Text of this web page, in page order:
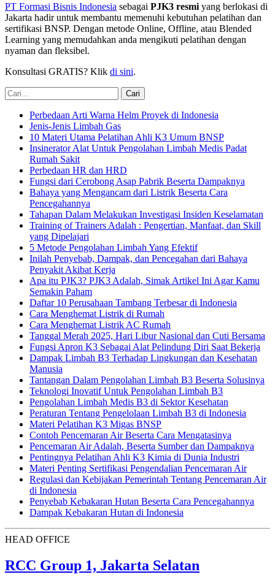
PT Formasi Bisnis Indonesia sebagai PJK3 resmi yang berlokasi di
Jakarta hadir untuk membantu memenuhi kebutuhan pelatihan dan
sertifikasi BNSP. Dengan metode Online, Offline, atau Blended
Learning yang memudahkan anda mengikuti pelatihan dengan
nyaman dan fleksibel.
Konsultasi GRATIS? Klik di sini.
Perbedaan Arti Warna Helm Proyek di Indonesia
Jenis-Jenis Limbah Gas
10 Materi Utama Pelatihan Ahli K3 Umum BNSP
Insinerator Alat Untuk Pengolahan Limbah Medis Padat
Rumah Sakit
Perbedaan HR dan HRD
Fungsi dari Cerobong Asap Pabrik Beserta Dampaknya
Bahaya yang Mengancam dari Listrik Beserta Cara
Pencegahannya
Tahapan Dalam Melakukan Investigasi Insiden Keselamatan
Training of Trainers Adalah : Pengertian, Manfaat, dan Skill
yang Dipelajari
5 Metode Pengolahan Limbah Yang Efektif
Inilah Penyebab, Dampak, dan Pencegahan dari Bahaya
Penyakit Akibat Kerja
Apa itu PJK3? PJK3 Adalah, Simak Artikel Ini Agar Kamu
Semakin Paham
Daftar 10 Perusahaan Tambang Terbesar di Indonesia
Cara Menghemat Listrik di Rumah
Cara Menghemat Listrik AC Rumah
Tanggal Merah 2025, Hari Libur Nasional dan Cuti Bersama
Fungsi Apron K3 Sebagai Alat Pelindung Diri Saat Bekerja
Dampak Limbah B3 Terhadap Lingkungan dan Kesehatan
Manusia
Tantangan Dalam Pengolahan Limbah B3 Beserta Solusinya
Teknologi Inovatif Untuk Pengolahan Limbah B3
Pengolahan Limbah Medis B3 di Sektor Kesehatan
Peraturan Tentang Pengelolaan Limbah B3 di Indonesia
Materi Pelatihan K3 Migas BNSP
Contoh Pencemaran Air Beserta Cara Mengatasinya
Pencemaran Air Adalah, Beserta Sumber dan Dampaknya
Pentingnya Pelatihan Ahli K3 Kimia di Dunia Industri
Materi Penting Sertifikasi Pengendalian Pencemaran Air
Regulasi dan Kebijakan Pemerintah Tentang Pencemaran Air
di Indonesia
Penyebab Kebakaran Hutan Beserta Cara Pencegahannya
Dampak Kebakaran Hutan di Indonesia
HEAD OFFICE
RCC Group 1, Jakarta Selatan